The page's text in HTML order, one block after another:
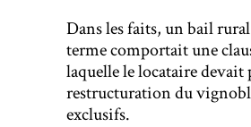
Dans les faits, un bail
terme comportait une
laquelle le locataire devait
restructuration du
exclusifs.